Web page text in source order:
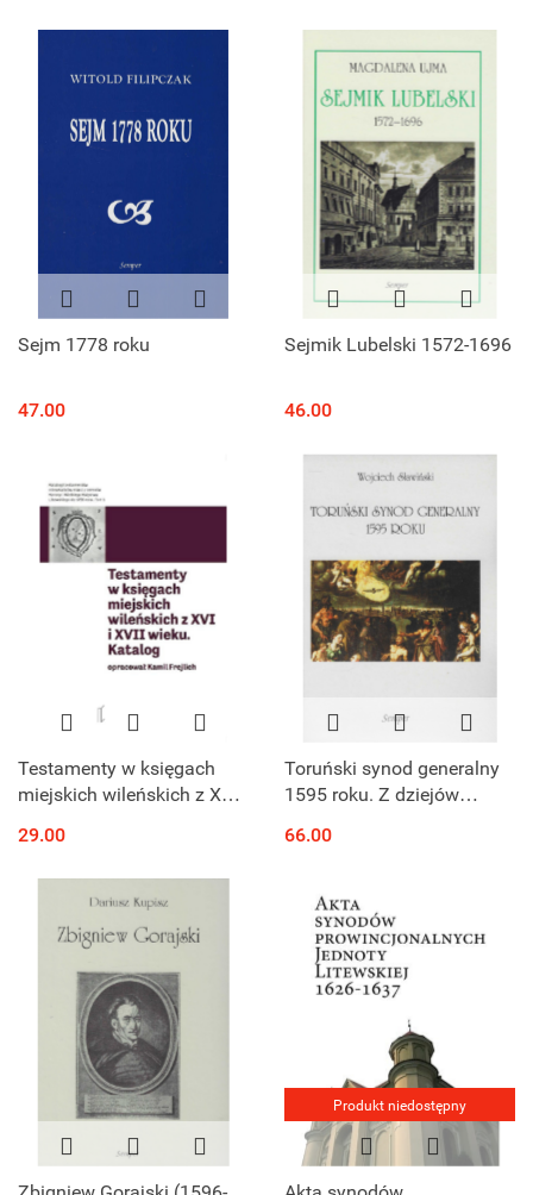
Sejm 1778 roku
47.00
Sejmik Lubelski 1572-1696
46.00
Testamenty w księgach
miejskich wileńskich z XVI i
29.00
Toruński synod generalny
1595 roku. Z dziejów
w drugiej połowie XVI
66.00
Produkt niedostępny